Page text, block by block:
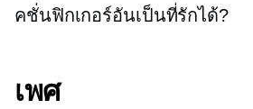
คชั่นฟิกเกอร์อันเป็นที่รักได้?
เพศ